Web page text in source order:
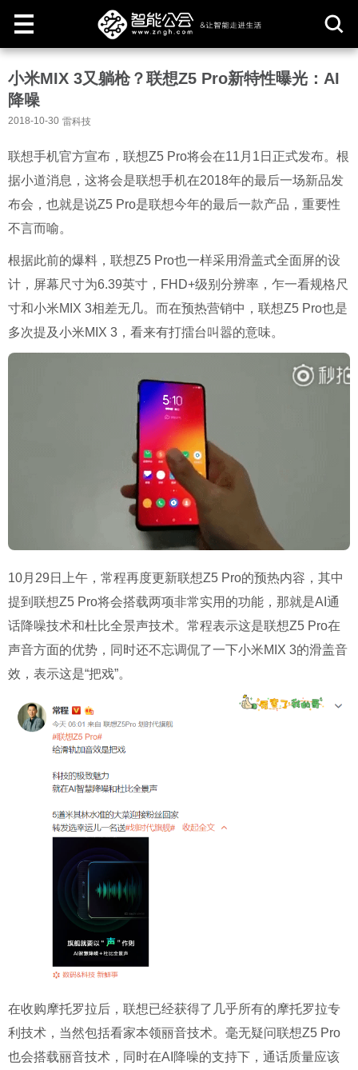
小米MIX 3又躺枪？联想Z5 Pro新特性曝光：AI
降噪
2018-10-30 雷科技
联想手机官方宣布，联想Z5 Pro将会在11月1日正式发布。根
据小道消息，这将会是联想手机在2018年的最后一场新品发
布会，也就是说Z5 Pro是联想今年的最后一款产品，重要性
不言而喻。
根据此前的爆料，联想Z5 Pro也一样采用滑盖式全面屏的设
计，屏幕尺寸为6.39英寸，FHD+级别分辨率，乍一看规格尺
寸和小米MIX 3相差无几。而在预热营销中，联想Z5 Pro也是
多次提及小米MIX 3，看来有打擂台叫嚣的意味。
10月29日上午，常程再度更新联想Z5 Pro的预热内容，其中
提到联想Z5 Pro将会搭载两项非常实用的功能，那就是AI通
话降噪技术和杜比全景声技术。 常程表示这是联想Z5 Pro在
声音方面的优势，同时还不忘调侃了一下小米MIX 3的滑盖音
效，表示这是“把戏”。
在收购摩托罗拉后，联想已经获得了几乎所有的摩托罗拉专
利技术，当然包括看家本领丽音技术。毫无疑问联想Z5 Pro
也会搭载丽音技术，同时在AI降噪的支持下，通话质量应该